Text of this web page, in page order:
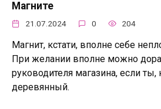
Магните
21.07.2024 0 204
Магнит, кстати, вполне себе
При желании вполне можно
руководителя магазина, если
деревянный.